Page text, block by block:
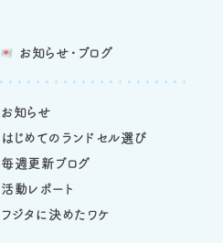
お知らせ・ブログ
お知らせ
はじめてのランドセル選び
毎週更新ブログ
活動レポート
フジタに決めたワケ